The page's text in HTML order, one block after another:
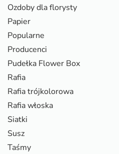
Ozdoby dla florysty
Papier
Popularne
Producenci
Pudełka Flower Box
Rafia
Rafia trójkolorowa
Rafia włoska
Siatki
Susz
Taśmy